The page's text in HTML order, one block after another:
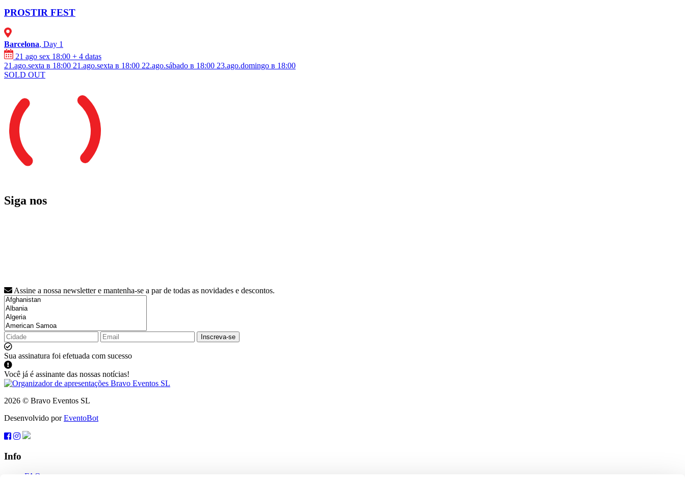
PROSTIR FEST
Barcelona, Day 1
21 ago sex 18:00 + 4 datas
21.ago.sexta в 18:00 21.ago.sexta в 18:00 22.ago.sábado в 18:00 23.ago.domingo в 18:00
SOLD OUT
Siga nos
Assine a nossa newsletter e mantenha-se a par de todas as novidades e descontos.
Inscreva-se
Sua assinatura foi efetuada com sucesso
Você já é assinante das nossas notícias!
2026 © Bravo Eventos SL
Desenvolvido porEventoBot
Info
FAQ